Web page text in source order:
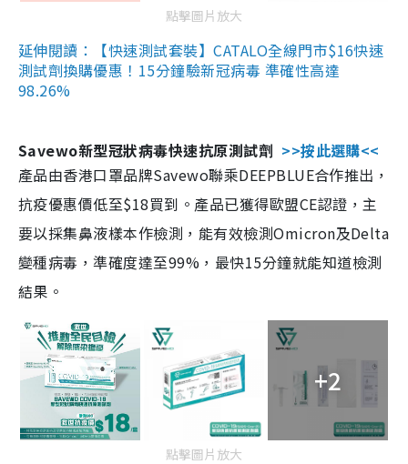
點擊圖片放大
延伸閱讀：【快速測試套裝】CATALO全線門市$16快速
測試劑換購優惠！15分鐘驗新冠病毒 準確性高達
98.26%
Savewo新型冠狀病毒快速抗原測試劑 >>按此選購<<
產品由香港口罩品牌Savewo聯乘DEEPBLUE合作推出，
抗疫優惠價低至$18買到。產品已獲得歐盟CE認證，主
要以採集鼻液樣本作檢測，能有效檢測Omicron及Delta
變種病毒，準確度達至99%，最快15分鐘就能知道檢測
結果。
+2
點擊圖片放大